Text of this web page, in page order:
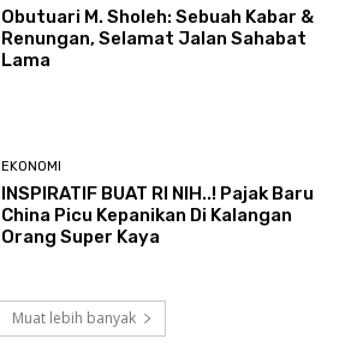
Obutuari M. Sholeh: Sebuah Kabar &
Renungan, Selamat Jalan Sahabat
Lama
EKONOMI
INSPIRATIF BUAT RI NIH..! Pajak Baru
China Picu Kepanikan Di Kalangan
Orang Super Kaya
Muat lebih banyak